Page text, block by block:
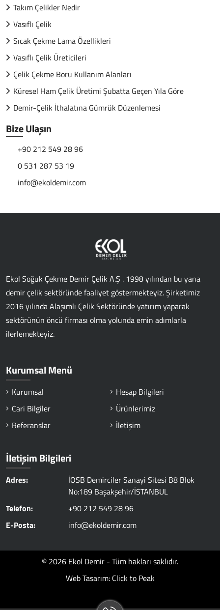
Takım Çelikler Nedir
Vasıflı Çelik
Sıcak Çekme Lama Özellikleri
Vasıflı Çelik Üreticileri
Çelik Çekme Boru Kullanım Alanları
Küresel Ham Çelik Üretimi Şubatta Geçen Yıla Göre
Demir-Çelik İthalatına Gümrük Düzenlemesi
Bize Ulaşın
+90 212 549 28 96
0 531 287 53 19
info@ekoldemir.com
Ekol Soğuk Çekme Demir Çelik A.Ş . 1998 yılından bu yana
demir çelik sektöründe faaliyet göstermekteyiz. Şirketimiz
2016 yılında Alaşımlı Çelik Sektöründe yatırım yaparak
sektörünün öncü firması olma yolunda emin adımlarla
ilerlemekteyiz.
Kurumsal Menü
Kurumsal
Hesap Bilgileri
Cari Bilgiler
Ürünlerimiz
Referanslar
İletişim
İletişim Bilgileri
Adres:
İOSB Demirciler Sanayi Sitesi B8 Blok
No:189 Başakşehir/İSTANBUL
Telefon:
+90 212 549 28 96
E-Posta:
info@ekoldemir.com
© 2026 Ekol Demir - Tüm hakları saklıdır.
Web Tasarım: Click to Peak